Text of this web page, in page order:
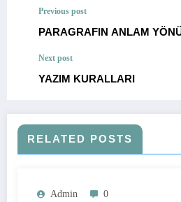
Previous post
PARAGRAFIN ANLAM
Next post
YAZIM KURALLARI
RELATED POSTS
Admin 0